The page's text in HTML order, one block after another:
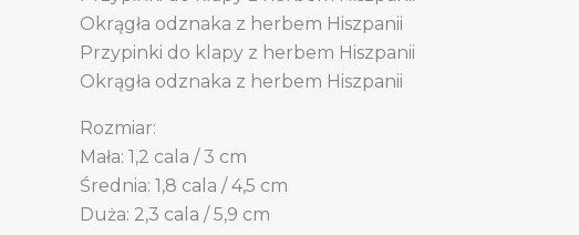
Okrągła odznaka z herbem Hiszpanii
Przypinki do klapy z herbem Hiszpanii
Okrągła odznaka z herbem Hiszpanii
Rozmiar:
Mała: 1,2 cala / 3 cm
Średnia: 1,8 cala / 4,5 cm
Duża: 2,3 cala / 5,9 cm